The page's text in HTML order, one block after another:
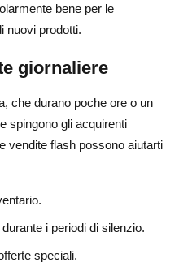
bene per le
nuovi prodotti.
giornaliere
che durano poche ore o un
spingono gli acquirenti
vendite flash possono aiutarti
i periodi di silenzio.
speciali.